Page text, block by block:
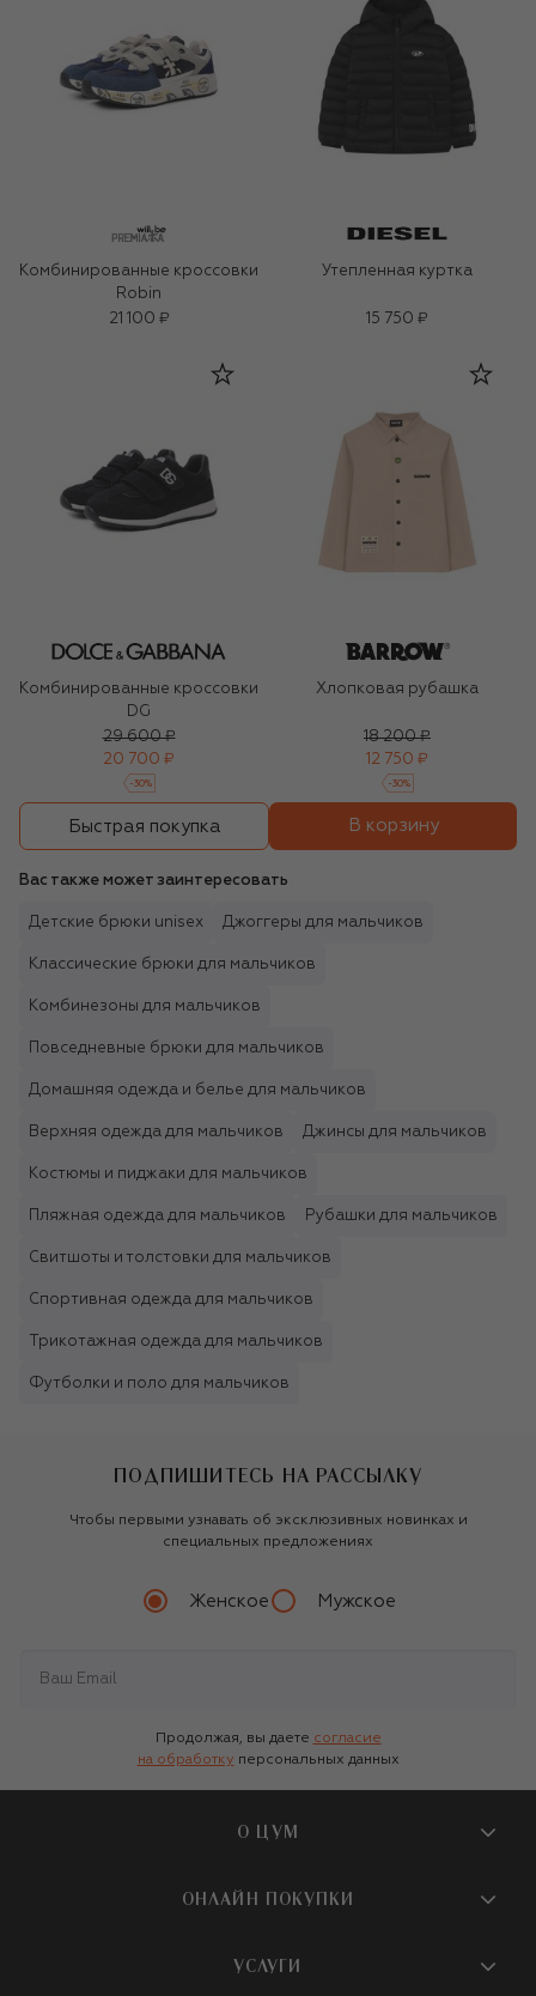
Комбинированные кроссовки
Robin
21 100 ₽
Утепленная куртка
15 750 ₽
Комбинированные кроссовки
DG
29 600 ₽
20 700 ₽
-30%
Хлопковая рубашка
18 200 ₽
12 750 ₽
-30%
Быстрая покупка В корзину
Вас также может заинтересовать
Детские брюки unisex Джоггеры для мальчиков
Классические брюки для мальчиков
Комбинезоны для мальчиков
Повседневные брюки для мальчиков
Домашняя одежда и белье для мальчиков
Верхняя одежда для мальчиков Джинсы для мальчиков
Костюмы и пиджаки для мальчиков
Пляжная одежда для мальчиков Рубашки для мальчиков
Свитшоты и толстовки для мальчиков
Спортивная одежда для мальчиков
Трикотажная одежда для мальчиков
Футболки и поло для мальчиков
ПОДПИШИТЕСЬ НА РАССЫЛКУ
Чтобы первыми узнавать об эксклюзивных новинках и
специальных предложениях
Женское Мужское
Продолжая, вы даете согласие
на обработку персональных данных
О ЦУМ
О магазине
Бутики и ПВЗ ЦУМ
ОНЛАЙН ПОКУПКИ
УСЛУГИ